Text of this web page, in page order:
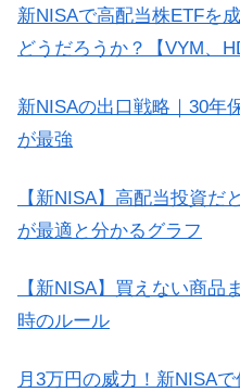
新NISAで高配当株ETFを
どうだろうか？【VYM、
新NISAの出口戦略｜30年
が最強
【新NISA】高配当投資だ
が最適と分かるグラフ
【新NISA】買えない商品
時のルール
月3万円の威力！新NISA